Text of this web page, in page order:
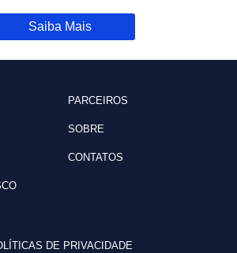
Saiba Mais
PARCEIROS
SOBRE
CONTATOS
DE PRIVACIDADE